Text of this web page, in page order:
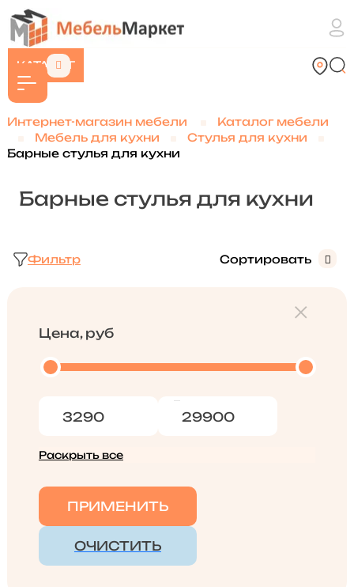
КАТАЛОГ
Интернет-магазин мебели
Каталог мебели
Мебель для кухни
Стулья для кухни
Барные стулья для кухни
Барные стулья для кухни
Фильтр Сортировать
Цена, руб
Раскрыть все
ПРИМЕНИТЬ
ОЧИСТИТЬ